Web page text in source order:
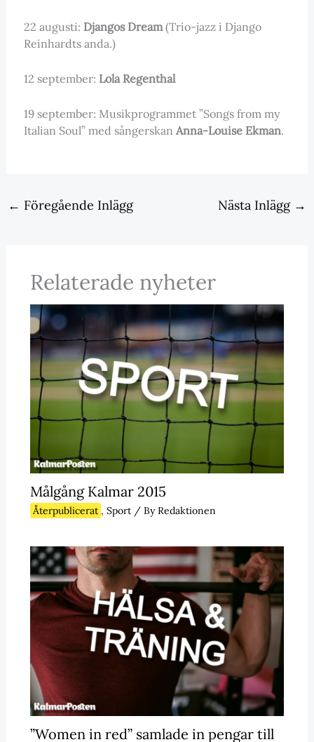
22 augusti: Djangos Dream(Trio-jazz i Django
Reinhardts anda.)
12 september: Lola Regenthal
19 september: Musikprogrammet ”Songs from my
Italian Soul” med sångerskan Anna-Louise Ekman.
← Föregående Inlägg Nästa Inlägg →
Relaterade nyheter
Målgång Kalmar 2015
Återpublicerat , Sport/ ByRedaktionen
”Women in red” samlade in pengar till